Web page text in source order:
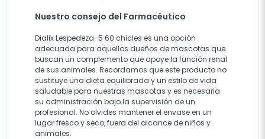
Nuestro consejo del Farmacéutico
Dialix Lespedeza-5 60 chicles es una opción
adecuada para aquellos dueños de mascotas que
buscan un complemento que apoye la función renal
de sus animales. Recordamos que este producto no
sustituye una dieta equilibrada y un estilo de vida
saludable para nuestras mascotas y es necesaria
su administración bajo la supervisión de un
profesional. No olvides mantener el envase en un
lugar fresco y seco, fuera del alcance de niños y
animales.